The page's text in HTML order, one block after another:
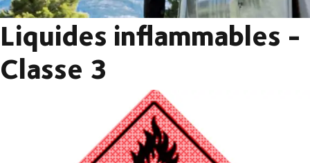
Liquides inflammables -
Classe 3